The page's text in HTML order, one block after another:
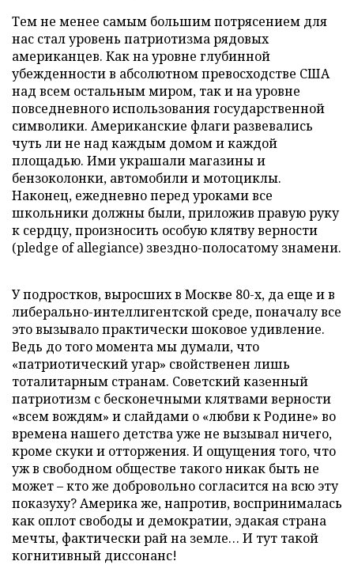
Тем не менее самым большим потрясением для
нас стал уровень патриотизма рядовых
американцев. Как на уровне глубинной
убежденности в абсолютном превосходстве США
над всем остальным миром, так и на уровне
повседневного использования государственной
символики. Американские флаги развевались
чуть ли не над каждым домом и каждой
площадью. Ими украшали магазины и
бензоколонки, автомобили и мотоциклы.
Наконец, ежедневно перед уроками все
школьники должны были, приложив правую руку
к сердцу, произносить особую клятву верности
(pledge of allegiance) звездно-полосатому знамени.
У подростков, выросших в Москве 80-х, да еще и в
либерально-интеллигентской среде, поначалу все
это вызывало практически шоковое удивление.
Ведь до того момента мы думали, что
«патриотический угар» свойственен лишь
тоталитарным странам. Советский казенный
патриотизм с бесконечными клятвами верности
«всем вождям» и слайдами о «любви к Родине» во
времена нашего детства уже не вызывал ничего,
кроме скуки и отторжения. И ощущения того, что
уж в свободном обществе такого никак быть не
может – кто же добровольно согласится на всю эту
показуху? Америка же, напротив, воспринималась
как оплот свободы и демократии, эдакая страна
мечты, фактически рай на земле… И тут такой
когнитивный диссонанс!